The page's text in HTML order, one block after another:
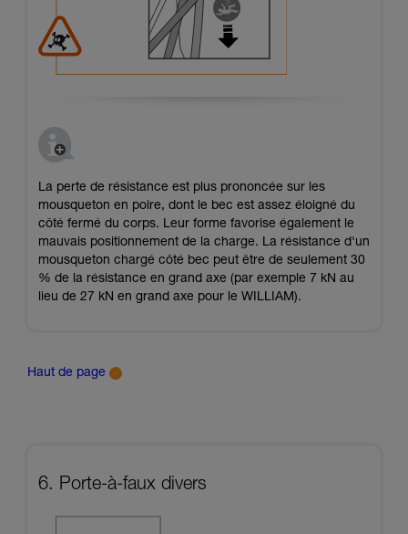
La perte de résistance est plus prononcée sur les
mousqueton en poire, dont le bec est assez éloigné du
côté fermé du corps. Leur forme favorise également le
mauvais positionnement de la charge. La résistance d'un
mousqueton chargé côté bec peut être de seulement 30
% de la résistance en grand axe (par exemple 7 kN au
lieu de 27 kN en grand axe pour le WILLIAM).
Haut de page
6. Porte-à-faux divers